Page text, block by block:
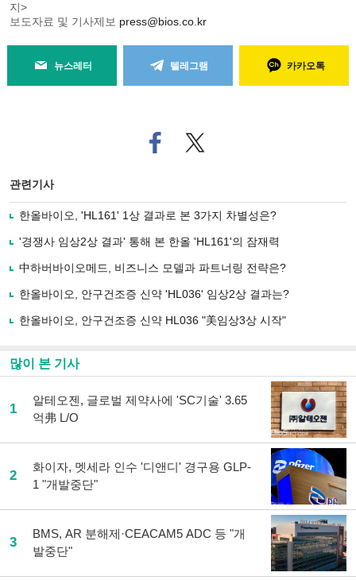
지>
보도자료 및 기사제보 press@bios.co.kr
뉴스레터 텔레그램 카카오톡
페
이
로
기
사
유
기
트위
터로
관련기사
한올바이오, 'HL161' 1상 결과로 본 3가지 차별성은?
'경쟁사 임상2상 결과' 통해 본 한올 'HL161'의 잠재력
中하버바이오메드, 비즈니스 모델과 파트너링 전략은?
한올바이오, 안구건조증 신약 'HL036' 임상2상 결과는?
한올바이오, 안구건조증 신약 HL036 "美임상3상 시작"
많이 본 기사
1
알테오젠, 글로벌 제약사에 'SC기술' 3.65
억弗 L/O
2
화이자, 멧세라 인수 '디앤디' 경구용 GLP-
1 "개발중단"
3
BMS, AR 분해제·CEACAM5 ADC 등 "개
발중단"